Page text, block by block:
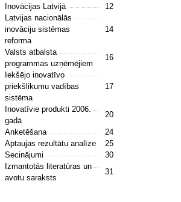
Inovācijas Latvijā
12
Latvijas nacionālās
inovāciju sistēmas
reforma
14
Valsts atbalsta
programmas uzņēmējiem
16
Iekšējo inovatīvo
priekšlikumu vadības
sistēma
17
Inovatīvie produkti 2006.
gadā
20
Anketēšana
24
Aptaujas rezultātu analīze
25
Secinājumi
30
Izmantotās literatūras un
avotu saraksts
31